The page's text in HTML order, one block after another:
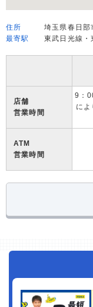
住所
埼玉県春日
最寄駅
東武日光線・
店舗
営業時間
9：
によ
ATM
営業時間